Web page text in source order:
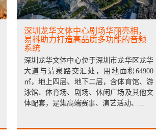
深圳龙华文体中心剧场华丽亮相，
易科助力打造高品质多功能的音频
系统
深圳龙华文体中心位于深圳市龙华区龙华
大道与清泉路交汇处，用地面积64900
㎡，地上四层、地下二层，含体育馆、游
泳馆、体育场、剧场、休闲广场及其他文
体配套，是集高端赛事、演艺活动、...